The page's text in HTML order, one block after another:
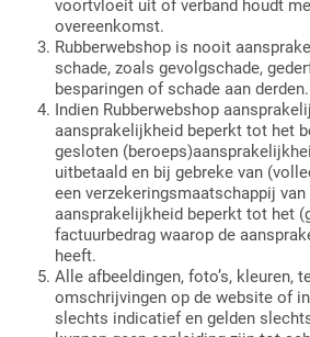
voortvloeit uit of verband houdt
overeenkomst.
Rubberwebshop is nooit
schade, zoals gevolgschade,
besparingen of schade aan derden.
Indien Rubberwebshop
aansprakelijkheid beperkt tot het
gesloten
uitbetaald en bij gebreke van
een verzekeringsmaatschappij
aansprakelijkheid beperkt tot het
factuurbedrag waarop de
heeft.
Alle afbeeldingen, foto’s, kleuren,
omschrijvingen op de website of
slechts indicatief en gelden